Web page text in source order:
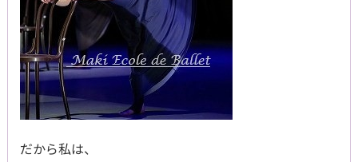
だから私は、